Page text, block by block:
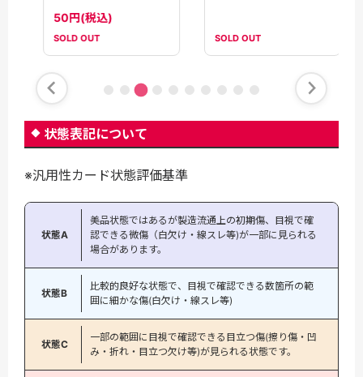
50円(税込)
SOLD OUT SOLD OUT
状態表記について
※汎用性カード状態評価基準
状態A
美品状態ではあるが製造流通上の初期傷、目視で確
認できる微傷（白欠け・線スレ等)が一部に見られる
場合があります。
状態B
比較的良好な状態で、目視で確認できる数箇所の範
囲に細かな傷(白欠け・線スレ等)
状態C
一部の範囲に目視で確認できる目立つ傷(擦り傷・凹
み・折れ・目立つ欠け等)が見られる状態です。